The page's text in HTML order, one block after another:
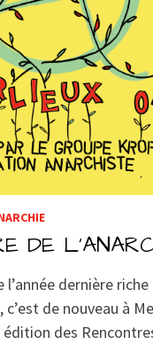
DE
l’année dernière
de nouveau à
des